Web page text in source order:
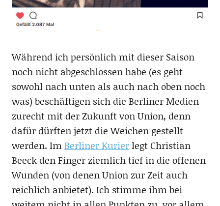
Während ich persönlich mit dieser Saison
noch nicht abgeschlossen habe (es geht
sowohl nach unten als auch nach oben noch
was) beschäftigen sich die Berliner Medien
zurecht mit der Zukunft von Union, denn
dafür dürften jetzt die Weichen gestellt
werden. ImBerliner Kurierlegt Christian
Beeck den Finger ziemlich tief in die offenen
Wunden (von denen Union zur Zeit auch
reichlich anbietet). Ich stimme ihm bei